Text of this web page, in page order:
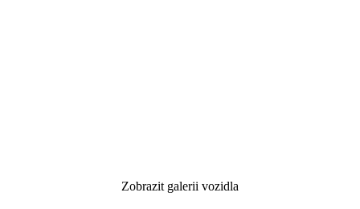
Zobrazit galerii vozidla